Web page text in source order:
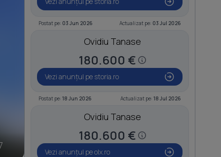
Postat pe: 03 Jun 2026 Actualizat pe: 03 Jul 2026
Ovidiu Tanase
180.600 €
Vezi anunțul pe storia.ro
Postat pe: 18 Jun 2026 Actualizat pe: 18 Jul 2026
Ovidiu Tanase
180.600 €
Vezi anunțul pe olx.ro